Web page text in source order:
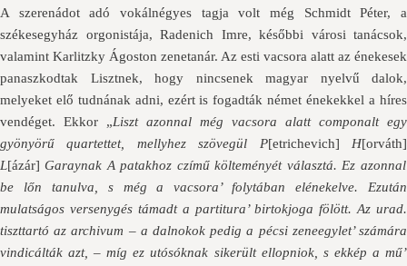
A szerenádot adó vokálnégyes tagja volt még Schmidt Péter, a
székesegyház orgonistája, Radenich Imre, későbbi városi tanácsok,
valamint Karlitzky Ágoston zenetanár. Az esti vacsora alatt az énekesek
panaszkodtak Lisztnek, hogy nincsenek magyar nyelvű dalok,
melyeket elő tudnának adni, ezért is fogadták német énekekkel a híres
vendéget. Ekkor „Liszt azonnal még vacsora alatt componalt egy
gyönyörű quartettet, mellyhez szövegül P[etrichevich] H[orváth]
L[ázár] Garaynak A patakhoz czímű költeményét választá. Ez azonnal
be lőn tanulva, s még a vacsora’ folytában elénekelve. Ezután
mulatságos versenygés támadt a partitura’ birtokjoga fölött. Az urad.
tiszttartó az archivum – a dalnokok pedig a pécsi zeneegylet’ számára
vindicálták azt, – míg ez utósóknak sikerült ellopniok, s ekkép a mű’